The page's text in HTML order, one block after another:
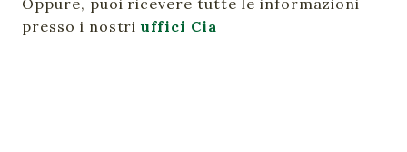
Oppure, puoi ricevere tutte le informazioni
presso i nostriuffici Cia